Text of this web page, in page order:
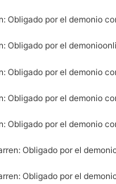
Obligado por el demonio
Obligado por el
Obligado por el demonio
Obligado por el demonio
Obligado por el demonio
Obligado por el
Obligado por el